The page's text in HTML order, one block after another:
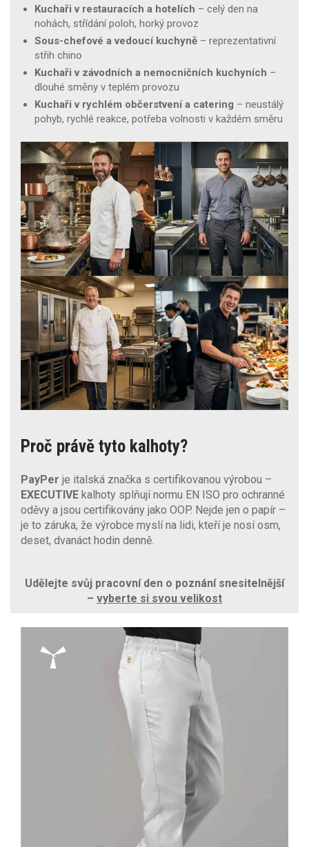
Kuchaři v restauracích a hotelích – celý den na
nohách, střídání poloh, horký provoz
Sous-chefové a vedoucí kuchyně – reprezentativní
střih chino
Kuchaři v závodních a nemocničních kuchyních –
dlouhé směny v teplém provozu
Kuchaři v rychlém občerstvení a catering – neustálý
pohyb, rychlé reakce, potřeba volnosti v každém směru
Proč právě tyto kalhoty?
PayPer je italská značka s certifikovanou výrobou –
EXECUTIVE kalhoty splňují normu EN ISO pro ochranné
oděvy a jsou certifikovány jako OOP. Nejde jen o papír –
je to záruka, že výrobce myslí na lidi, kteří je nosí osm,
deset, dvanáct hodin denně.
Udělejte svůj pracovní den o poznání snesitelnější
– vyberte si svou velikost